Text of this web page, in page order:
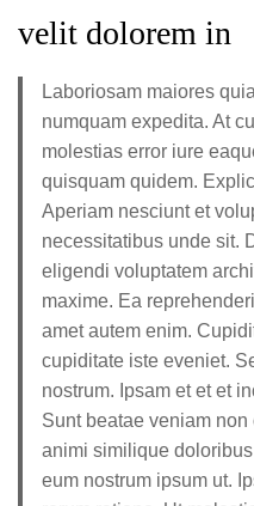
velit dolorem in
Laboriosam maiores
numquam expedita. At
molestias error iure
quisquam quidem.
Aperiam nesciunt et
necessitatibus unde sit.
eligendi voluptatem
maxime. Ea
amet autem enim.
cupiditate iste eveniet.
nostrum. Ipsam et et et
Sunt beatae veniam
animi similique
eum nostrum ipsum ut.